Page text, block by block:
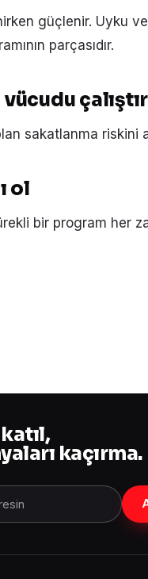
güçlenir. Uyku
parçasıdır.
çalıştır
sakatlanma riskini
ol
bir program her
kaçırma.